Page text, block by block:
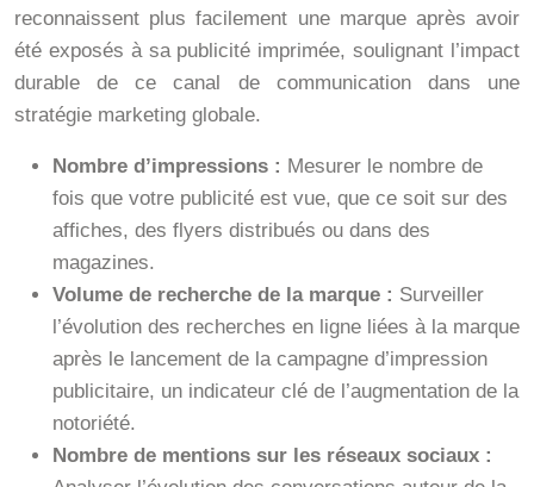
reconnaissent plus facilement une marque après avoir
été exposés à sa publicité imprimée, soulignant l’impact
durable de ce canal de communication dans une
stratégie marketing globale.
Nombre d’impressions : Mesurer le nombre de
fois que votre publicité est vue, que ce soit sur des
affiches, des flyers distribués ou dans des
magazines.
Volume de recherche de la marque : Surveiller
l’évolution des recherches en ligne liées à la marque
après le lancement de la campagne d’impression
publicitaire, un indicateur clé de l’augmentation de la
notoriété.
Nombre de mentions sur les réseaux sociaux :